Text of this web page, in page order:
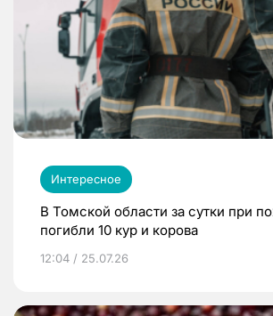
Интересное
В Томской области за сутки при
погибли 10 кур и корова
12:04 / 25.07.26